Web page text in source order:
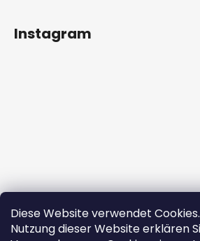
Diese Website verwendet
Nutzung dieser Website erklären
Instagram